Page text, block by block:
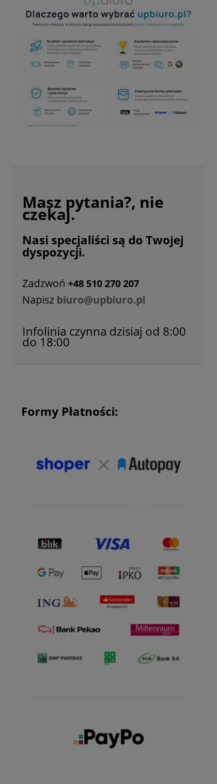
Masz pytania?, nie
czekaj.
Nasi specjaliści są do Twojej
dyspozycji.
Zadzwoń +48 510 270 207
Napisz biuro@upbiuro.pl
Infolinia czynna dzisiaj od 8:00
do 18:00
Formy Płatności: